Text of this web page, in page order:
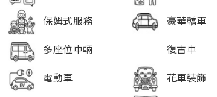
保姆式服務
豪華轎車
多座位車輛
復古車
電動車
花車裝飾